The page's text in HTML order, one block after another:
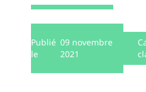
Publié
le
09 novembre
2021